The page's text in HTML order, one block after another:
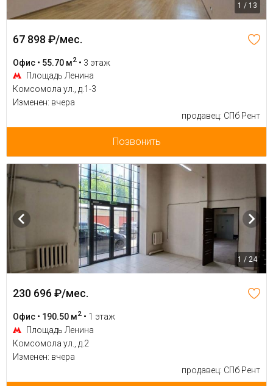
1 / 13
67 898 ₽/мес.
Офис • 55.70 м2 • 3 этаж
Площадь Ленина
Комсомола ул., д.1-3
Изменен: вчера
продавец: СПб Рент
Позвонить
1 / 24
230 696 ₽/мес.
Офис • 190.50 м2 • 1 этаж
Площадь Ленина
Комсомола ул., д.2
Изменен: вчера
продавец: СПб Рент